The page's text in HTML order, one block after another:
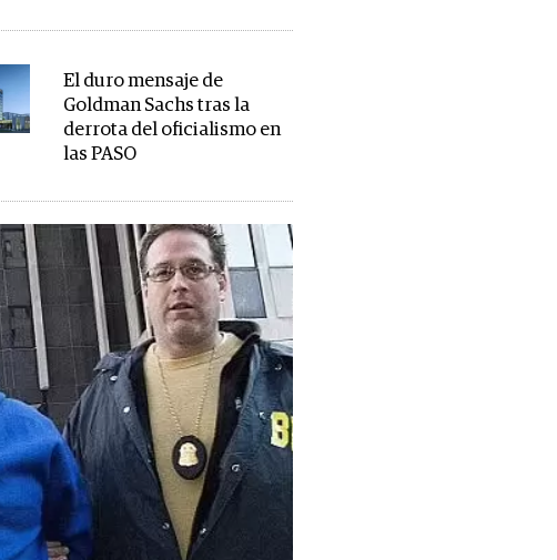
El duro mensaje de
Goldman Sachs tras la
derrota del oficialismo en
las PASO